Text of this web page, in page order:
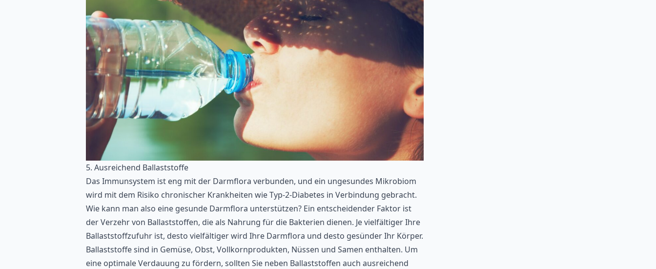
5. Ausreichend Ballaststoffe
Das Immunsystem ist eng mit der Darmflora verbunden, und ein ungesundes Mikrobiom
wird mit dem Risiko chronischer Krankheiten wie Typ-2-Diabetes in Verbindung gebracht.
Wie kann man also eine gesunde Darmflora unterstützen? Ein entscheidender Faktor ist
der Verzehr von Ballaststoffen, die als Nahrung für die Bakterien dienen. Je vielfältiger Ihre
Ballaststoffzufuhr ist, desto vielfältiger wird Ihre Darmflora und desto gesünder Ihr Körper.
Ballaststoffe sind in Gemüse, Obst, Vollkornprodukten, Nüssen und Samen enthalten. Um
eine optimale Verdauung zu fördern, sollten Sie neben Ballaststoffen auch ausreichend